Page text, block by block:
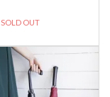
SOLD OUT